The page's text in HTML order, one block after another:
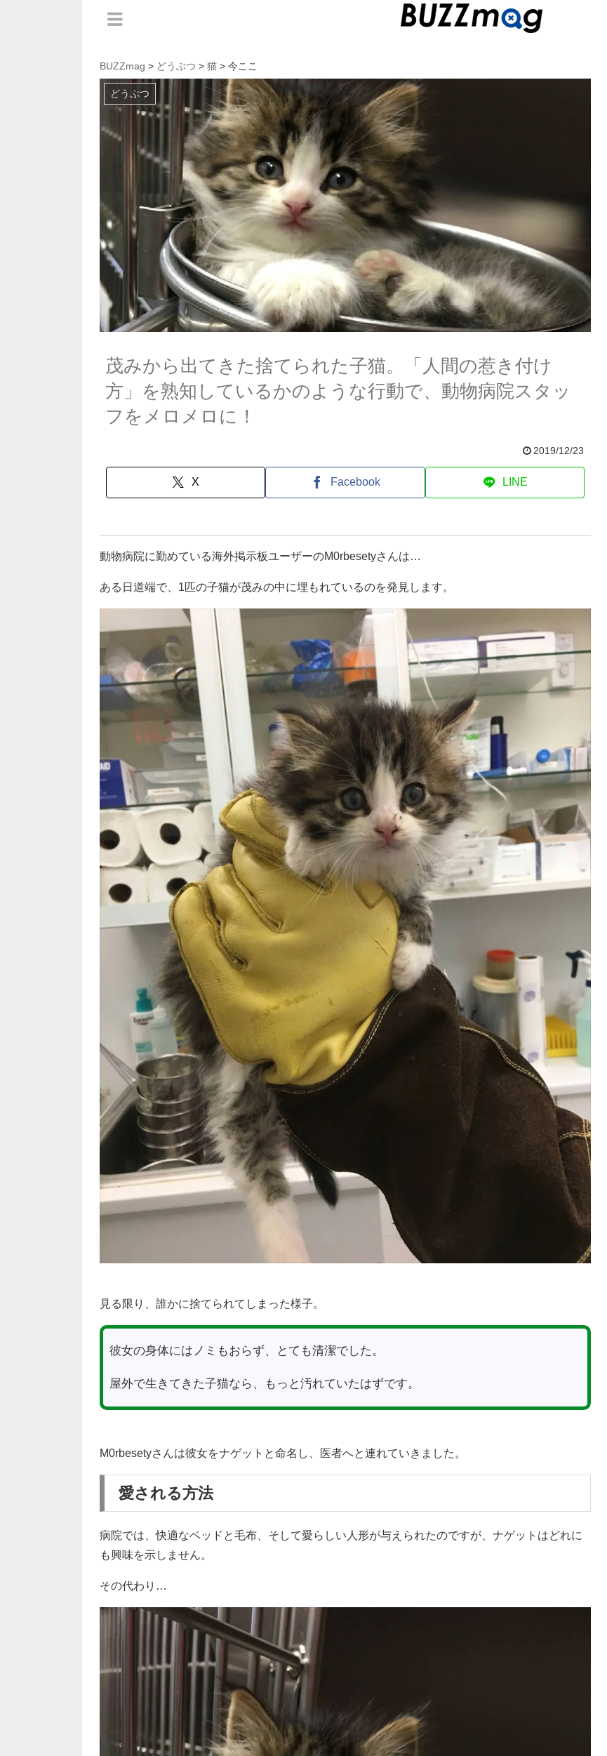
BUZZmag > どうぶつ > 猫 > 今ここ
どうぶつ
茂みから出てきた捨てられた子猫。「人間の惹き付け
方」を熟知しているかのような行動で、動物病院スタッ
フをメロメロに！
2019/12/23
X Facebook LINE
動物病院に勤めている海外掲示板ユーザーのM0rbesetyさんは…
ある日道端で、1匹の子猫が茂みの中に埋もれているのを発見します。
見る限り、誰かに捨てられてしまった様子。
彼女の身体にはノミもおらず、とても清潔でした。
屋外で生きてきた子猫なら、もっと汚れていたはずです。
M0rbesetyさんは彼女をナゲットと命名し、医者へと連れていきました。
愛される方法
病院では、快適なベッドと毛布、そして愛らしい人形が与えられたのですが、ナゲットはどれに
も興味を示しません。
その代わり…